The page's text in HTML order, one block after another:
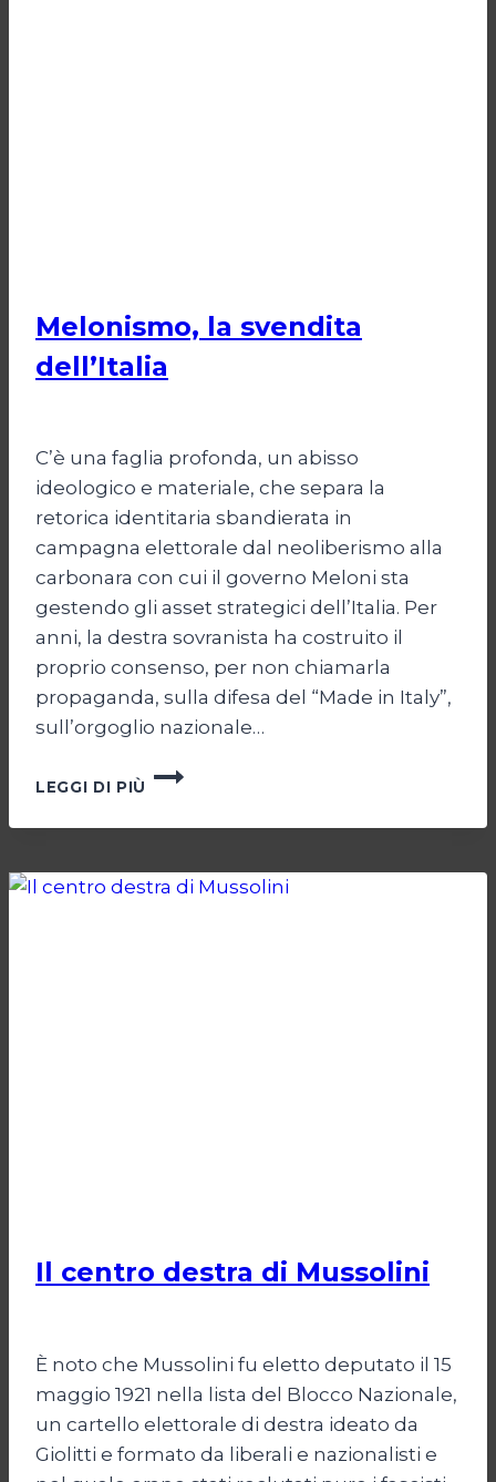
Melonismo, la svendita
dell’Italia
C’è una faglia profonda, un abisso
ideologico e materiale, che separa la
retorica identitaria sbandierata in
campagna elettorale dal neoliberismo alla
carbonara con cui il governo Meloni sta
gestendo gli asset strategici dell’Italia. Per
anni, la destra sovranista ha costruito il
proprio consenso, per non chiamarla
propaganda, sulla difesa del “Made in Italy”,
sull’orgoglio nazionale…
LEGGI DI PIÙ
MELONISMO,
Il centro destra di Mussolini
È noto che Mussolini fu eletto deputato il 15
maggio 1921 nella lista del Blocco Nazionale,
un cartello elettorale di destra ideato da
Giolitti e formato da liberali e nazionalisti e